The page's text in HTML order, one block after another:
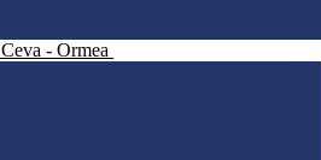
Ceva - Ormea